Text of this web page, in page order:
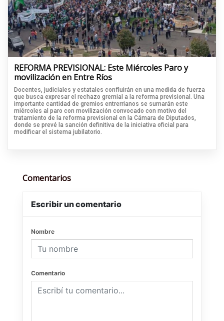
REFORMA PREVISIONAL: Este Miércoles Paro y
movilización en Entre Ríos
Docentes, judiciales y estatales confluirán en una medida de fuerza
que busca expresar el rechazo gremial a la reforma previsional. Una
importante cantidad de gremios entrerrianos se sumarán este
miércoles al paro con movilización convocado con motivo del
tratamiento de la reforma previsional en la Cámara de Diputados,
donde se prevé la sanción definitiva de la iniciativa oficial para
modificar el sistema jubilatorio.
Comentarios
Escribir un comentario
Nombre
Comentario